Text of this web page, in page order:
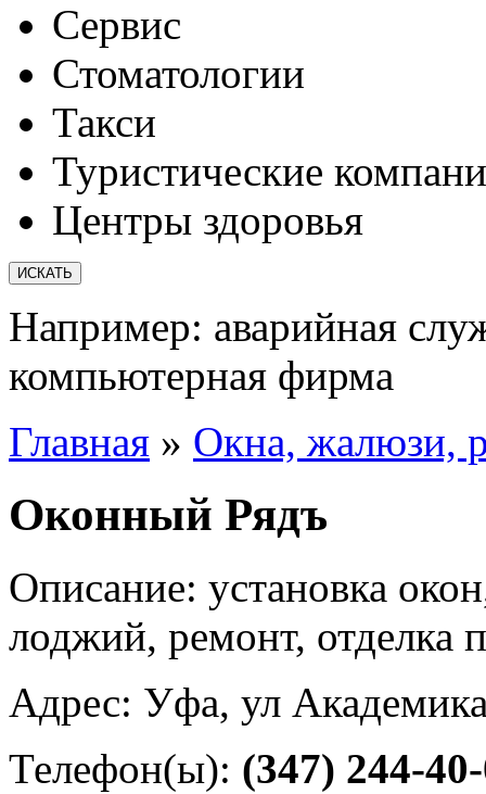
Сервис
Стоматологии
Такси
Туристические
Центры здоровья
Например: аварийная
компьютерная фирма
Главная » Окна, жалюзи,
Оконный Рядъ
Описание: установка
лоджий, ремонт, отделка
Адрес: Уфа, ул
Телефон(ы): (347) 244-